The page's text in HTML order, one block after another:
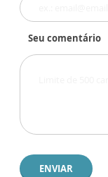
Seu comentário
ENVIAR